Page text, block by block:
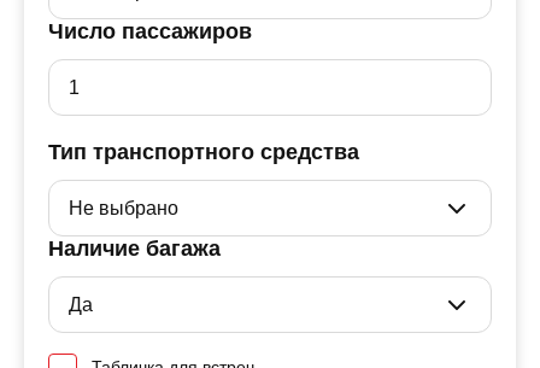
Число пассажиров
Тип транспортного средства
Наличие багажа